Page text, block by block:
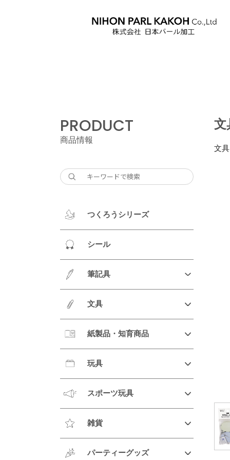
PRODUCT
商品情報
つくろうシリーズ
シール
筆記具
文具
紙製品・知育商品
玩具
スポーツ玩具
雑貨
パーティーグッズ
文
文具